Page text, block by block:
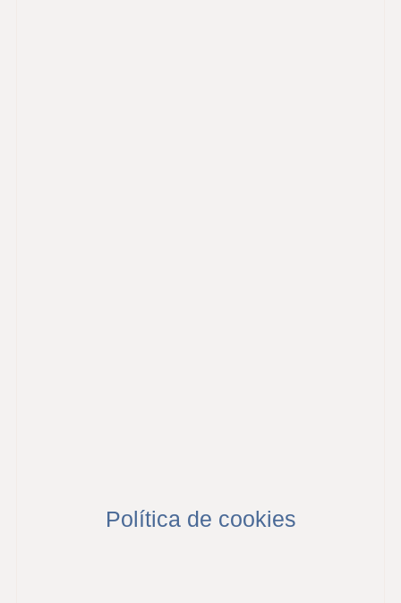
Política de cookies